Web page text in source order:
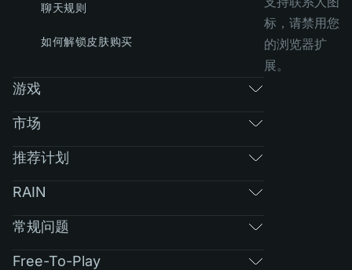
聊天规则
如何解锁皮肤购买
游戏
市场
推荐计划
RAIN
常规问题
Free-To-Play
标，请禁用您
的浏览器扩
展。